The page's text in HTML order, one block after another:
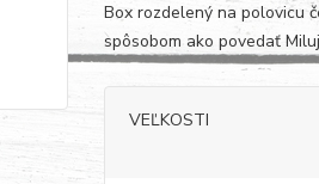
Box rozdelený na polovicu
spôsobom ako povedať
VEĽKOSTI